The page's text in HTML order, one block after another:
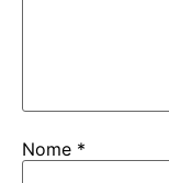
Nome *